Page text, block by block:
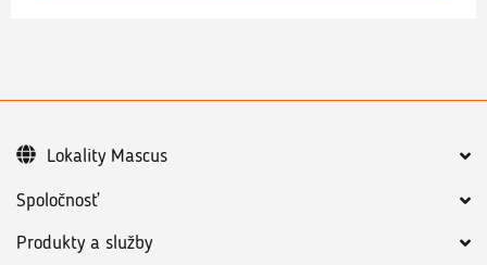
Spoločnosť
Produkty a služby
Lokality Mascus